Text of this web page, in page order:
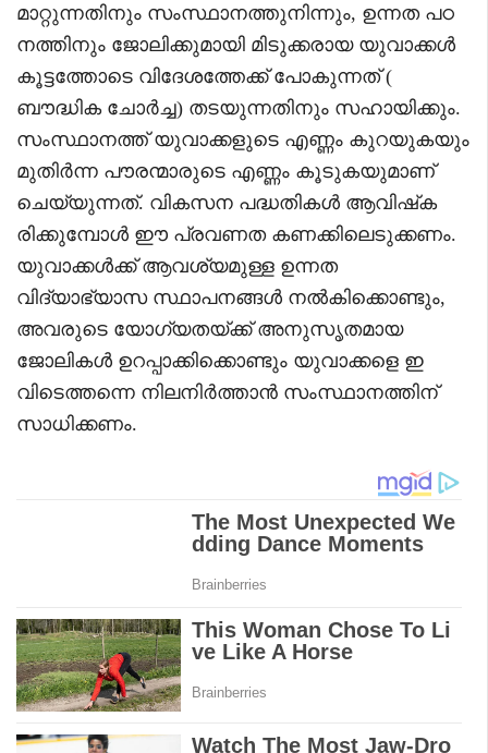
മാറ്റുന്നതിനും സംസ്ഥാനത്തുനിന്നും, ഉന്നത പഠ
നത്തിനും ജോലിക്കുമായി മിടുക്കരായ യുവാക്കള്‍
കൂട്ടത്തോടെ വിദേശത്തേക്ക് പോകുന്നത് (
ബൗദ്ധിക ചോര്‍ച്ച) തടയുന്നതിനും സഹായിക്കും.
സംസ്ഥാനത്ത് യുവാക്കളുടെ എണ്ണം കുറയുകയും
മുതിര്‍ന്ന പൗരന്മാരുടെ എണ്ണം കൂടുകയുമാണ്
ചെയ്യുന്നത്. വികസന പദ്ധതികള്‍ ആവിഷ്‌ക
രിക്കുമ്പോള്‍ ഈ പ്രവണത കണക്കിലെടുക്കണം.
യുവാക്കള്‍ക്ക് ആവശ്യമുള്ള ഉന്നത
വിദ്യാഭ്യാസ സ്ഥാപനങ്ങള്‍ നല്‍കിക്കൊണ്ടും,
അവരുടെ യോഗ്യതയ്ക്ക് അനുസൃതമായ
ജോലികള്‍ ഉറപ്പാക്കിക്കൊണ്ടും യുവാക്കളെ ഇ
വിടെത്തന്നെ നിലനിര്‍ത്താന്‍ സംസ്ഥാനത്തിന്
സാധിക്കണം.